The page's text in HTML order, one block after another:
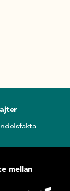
mellan